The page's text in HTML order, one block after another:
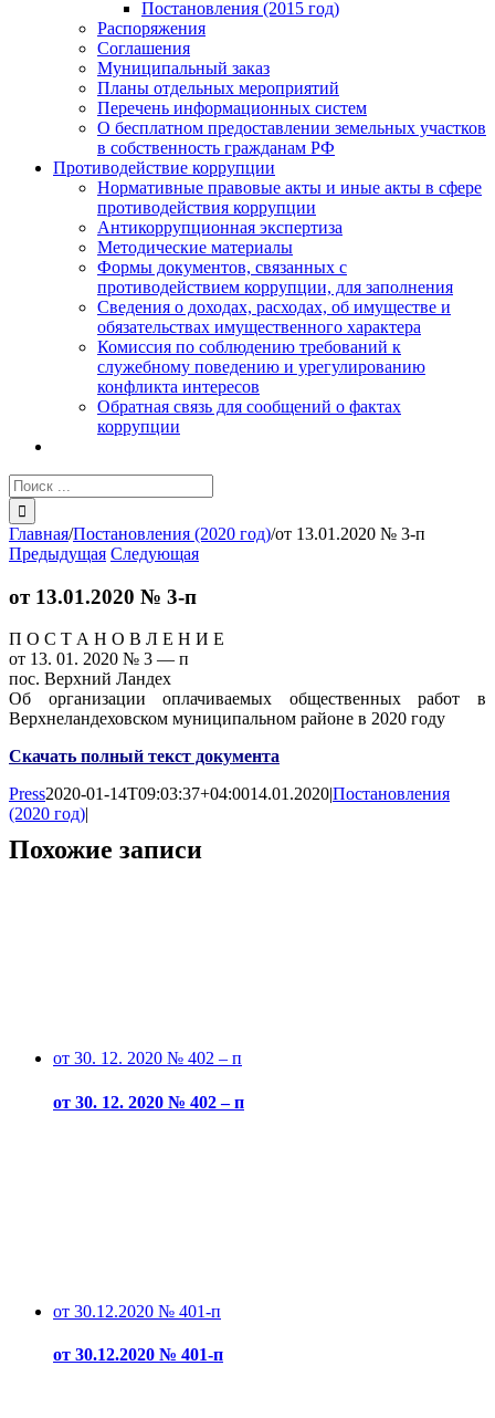
Постановления (2015 год)
Распоряжения
Соглашения
Муниципальный заказ
Планы отдельных мероприятий
Перечень информационных систем
О бесплатном предоставлении земельных участков
в собственность гражданам РФ
Противодействие коррупции
Нормативные правовые акты и иные акты в сфере
противодействия коррупции
Антикоррупционная экспертиза
Методические материалы
Формы документов, связанных с
противодействием коррупции, для заполнения
Сведения о доходах, расходах, об имуществе и
обязательствах имущественного характера
Комиссия по соблюдению требований к
служебному поведению и урегулированию
конфликта интересов
Обратная связь для сообщений о фактах
коррупции
Результат
поиска:
Главная/Постановления (2020 год)/от 13.01.2020 № 3-п
Предыдущая Следующая
от 13.01.2020 № 3-п
П О С Т А Н О В Л Е Н И Е
от 13. 01. 2020 № 3 — п
пос. Верхний Ландех
Об организации оплачиваемых общественных работ в
Верхнеландеховском муниципальном районе в 2020 году
Скачать полный текст документа
Press2020-01-14T09:03:37+04:0014.01.2020|Постановления
(2020 год)|
Похожие записи
от 30. 12. 2020 № 402 – п
от 30. 12. 2020 № 402 – п
от 30.12.2020 № 401-п
от 30.12.2020 № 401-п